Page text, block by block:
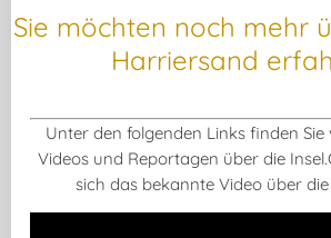
Sie möchten noch mehr
Harriersand
Unter den folgenden Links finden Sie
Videos und Reportagen über die
sich das bekannte Video über die